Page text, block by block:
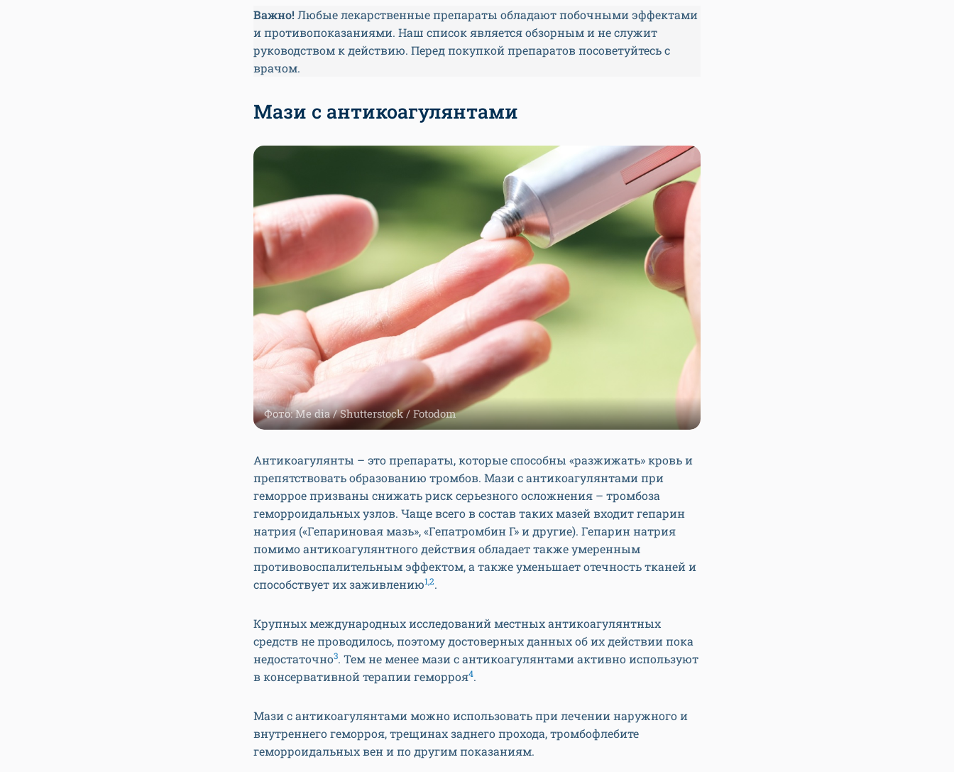
Важно! Любые лекарственные препараты обладают побочными эффектами
и противопоказаниями. Наш список является обзорным и не служит
руководством к действию. Перед покупкой препаратов посоветуйтесь с
врачом.
Мази с антикоагулянтами
Фото: Me dia / Shutterstock / Fotodom
Антикоагулянты – это препараты, которые способны «разжижать» кровь и
препятствовать образованию тромбов. Мази с антикоагулянтами при
геморрое призваны снижать риск серьезного осложнения – тромбоза
геморроидальных узлов. Чаще всего в состав таких мазей входит гепарин
натрия («Гепариновая мазь», «Гепатромбин Г» и другие). Гепарин натрия
помимо антикоагулянтного действия обладает также умеренным
противовоспалительным эффектом, а также уменьшает отечность тканей и
способствует их заживлению1,2.
Крупных международных исследований местных антикоагулянтных
средств не проводилось, поэтому достоверных данных об их действии пока
недостаточно3. Тем не менее мази с антикоагулянтами активно используют
в консервативной терапии геморроя4.
Мази с антикоагулянтами можно использовать при лечении наружного и
внутреннего геморроя, трещинах заднего прохода, тромбофлебите
геморроидальных вен и по другим показаниям.